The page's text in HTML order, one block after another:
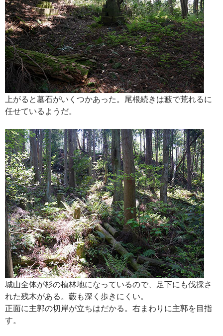
上がると墓石がいくつかあった。尾根続きは藪で荒れるに
任せているようだ。
城山全体が杉の植林地になっているので、足下にも伐採さ
れた残木がある。藪も深く歩きにくい。
正面に主郭の切岸が立ちはだかる。右まわりに主郭を目指
す。